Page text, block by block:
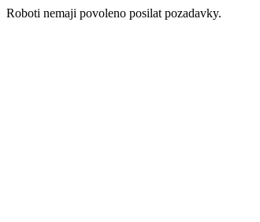
Roboti nemaji povoleno posilat pozadavky.